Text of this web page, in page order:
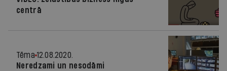
centrā
Tēma 12.08.2020.
Neredzami un nesodāmi